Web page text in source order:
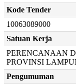
Kode Tender
10063089000
Satuan Kerja
PERENCANAAN
PROVINSI
Pengumuman